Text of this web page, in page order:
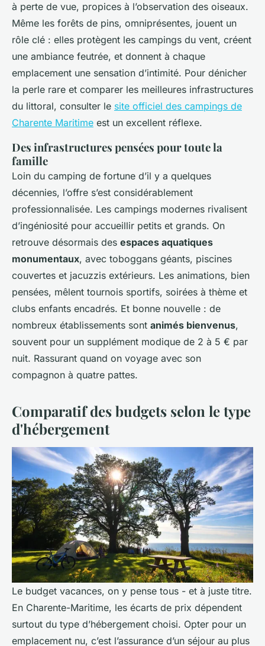
à perte de vue, propices à l’observation des oiseaux.
Même les forêts de pins, omniprésentes, jouent un
rôle clé : elles protègent les campings du vent, créent
une ambiance feutrée, et donnent à chaque
emplacement une sensation d’intimité. Pour dénicher
la perle rare et comparer les meilleures infrastructures
du littoral, consulter le site officiel des campings de
Charente Maritime est un excellent réflexe.
Des infrastructures pensées pour toute la
famille
Loin du camping de fortune d’il y a quelques
décennies, l’offre s’est considérablement
professionnalisée. Les campings modernes rivalisent
d’ingéniosité pour accueillir petits et grands. On
retrouve désormais des espaces aquatiques
monumentaux, avec toboggans géants, piscines
couvertes et jacuzzis extérieurs. Les animations, bien
pensées, mêlent tournois sportifs, soirées à thème et
clubs enfants encadrés. Et bonne nouvelle : de
nombreux établissements sont animés bienvenus,
souvent pour un supplément modique de 2 à 5 € par
nuit. Rassurant quand on voyage avec son
compagnon à quatre pattes.
Comparatif des budgets selon le type
d'hébergement
Le budget vacances, on y pense tous - et à juste titre.
En Charente-Maritime, les écarts de prix dépendent
surtout du type d’hébergement choisi. Opter pour un
emplacement nu, c’est l’assurance d’un séjour au plus